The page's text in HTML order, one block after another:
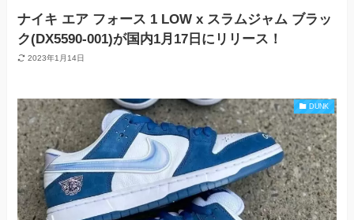
ナイキ エア フォース 1 LOW x スラムジャム ブラッ
ク(DX5590-001)が国内1月17日にリリース！
2023年1月14日
DUNK